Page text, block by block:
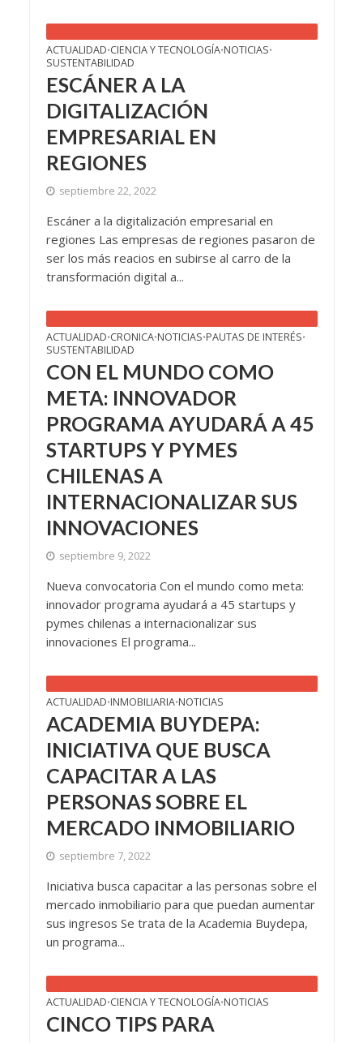
ACTUALIDAD•CIENCIA Y TECNOLOGÍA•NOTICIAS•
SUSTENTABILIDAD
ESCÁNER A LA
DIGITALIZACIÓN
EMPRESARIAL EN
REGIONES
septiembre 22, 2022
Escáner a la digitalización empresarial en
regiones Las empresas de regiones pasaron de
ser los más reacios en subirse al carro de la
transformación digital a...
ACTUALIDAD•CRONICA•NOTICIAS•PAUTAS DE INTERÉS•
SUSTENTABILIDAD
CON EL MUNDO COMO
META: INNOVADOR
PROGRAMA AYUDARÁ A 45
STARTUPS Y PYMES
CHILENAS A
INTERNACIONALIZAR SUS
INNOVACIONES
septiembre 9, 2022
Nueva convocatoria Con el mundo como meta:
innovador programa ayudará a 45 startups y
pymes chilenas a internacionalizar sus
innovaciones El programa...
ACTUALIDAD•INMOBILIARIA•NOTICIAS
ACADEMIA BUYDEPA:
INICIATIVA QUE BUSCA
CAPACITAR A LAS
PERSONAS SOBRE EL
MERCADO INMOBILIARIO
septiembre 7, 2022
Iniciativa busca capacitar a las personas sobre el
mercado inmobiliario para que puedan aumentar
sus ingresos Se trata de la Academia Buydepa,
un programa...
ACTUALIDAD•CIENCIA Y TECNOLOGÍA•NOTICIAS
CINCO TIPS PARA